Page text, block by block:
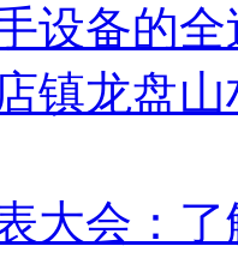
设备的
镇龙盘
大会：